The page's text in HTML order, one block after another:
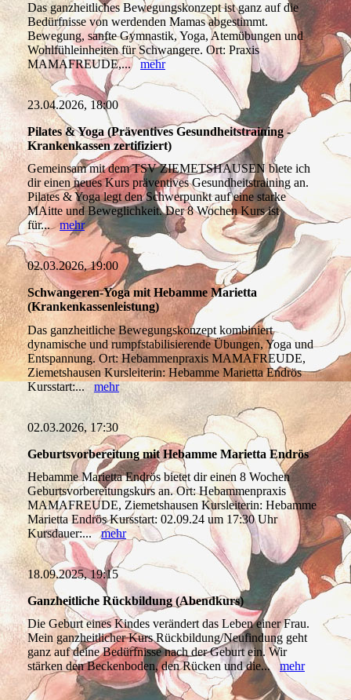
Das ganzheitliches Bewegungskonzept ist ganz auf die
Bedürfnisse von werdenden Mamas abgestimmt.
Bewegung, sanfte Gymnastik, Yoga, Atemübungen und
Wohlfühleinheiten für Schwangere. Ort: Praxis
MAMAFREUDE,...mehr
23.04.2026, 18:00
Pilates & Yoga (Präventives Gesundheitstraining -
Krankenkassen zertifiziert)
Gemeinsam mit dem TSV ZIEMETSHAUSEN biete ich
dir einen neues Kurs präventives Gesundheitstraining an.
Pilates & Yoga legt den Schwerpunkt auf eine starke
MAitte und Beweglichkeit. Der 8 Wochen Kurs ist
für...mehr
02.03.2026, 19:00
Schwangeren-Yoga mit Hebamme Marietta
(Krankenkassenleistung)
Das ganzheitliche Bewegungskonzept kombiniert
dynamische und rumpfstabilisierende Übungen, Yoga und
Entspannung. Ort: Hebammenpraxis MAMAFREUDE,
Ziemetshausen Kursleiterin: Hebamme Marietta Endrös
Kursstart:... mehr
02.03.2026, 17:30
Geburtsvorbereitung mit Hebamme Marietta Endrös
Hebamme Marietta Endrös bietet dir einen 8 Wochen
Geburtsvorbereitungskurs an. Ort: Hebammenpraxis
MAMAFREUDE, Ziemetshausen Kursleiterin: Hebamme
Marietta Endrös Kursstart: 02.09.24 um 17:30 Uhr
Kursdauer:...mehr
18.09.2025, 19:15
Ganzheitliche Rückbildung (Abendkurs)
Die Geburt eines Kindes verändert das Leben einer Frau.
Mein ganzheitlicher Kurs Rückbildung/Neufindung geht
ganz auf deine Bedürfnisse nach der Geburt ein. Wir
stärken den Beckenboden, den Rücken und die...mehr